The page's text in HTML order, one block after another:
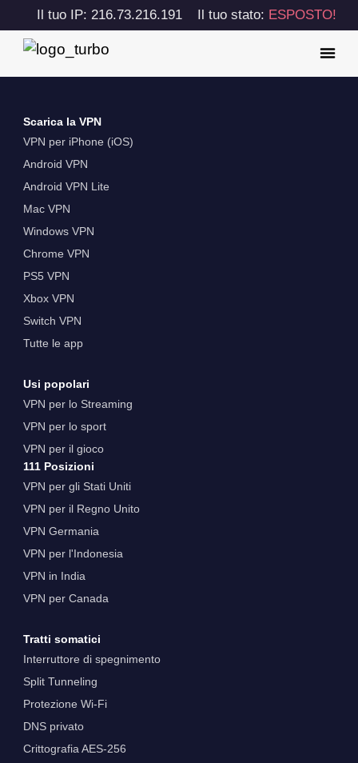
Il tuo IP: 216.73.216.191 Il tuo stato: ESPOSTO!
Scarica la VPN
VPN per iPhone (iOS)
Android VPN
Android VPN Lite
Mac VPN
Windows VPN
Chrome VPN
PS5 VPN
Xbox VPN
Switch VPN
Tutte le app
Usi popolari
VPN per lo Streaming
VPN per lo sport
VPN per il gioco
111 Posizioni
VPN per gli Stati Uniti
VPN per il Regno Unito
VPN Germania
VPN per l'Indonesia
VPN in India
VPN per Canada
Tratti somatici
Interruttore di spegnimento
Split Tunneling
Protezione Wi-Fi
DNS privato
Crittografia AES-256